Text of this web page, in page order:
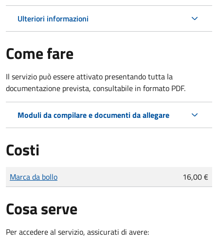
Ulteriori informazioni
Come fare
Il servizio può essere attivato presentando tutta la
documentazione prevista, consultabile in formato PDF.
Moduli da compilare e documenti da allegare
Costi
Tipo di pagamento
Importo
Marca da bollo 16,00 €
Cosa serve
Per accedere al servizio, assicurati di avere: